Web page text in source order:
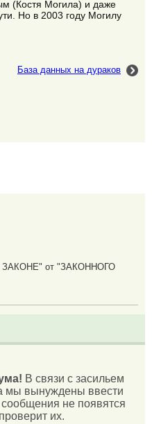
(Костя Могила) и даже
Но в 2003 году Могилу
База данных на дураков
ЗАКОНЕ" от "ЗАКОННОГО
В связи с засильем
мы вынуждены ввести
не появятся
их.